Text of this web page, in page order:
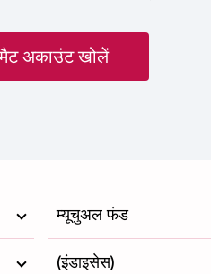
अकाउंट खोलें
म्यूचुअल फंड
(इंडाइसेस)